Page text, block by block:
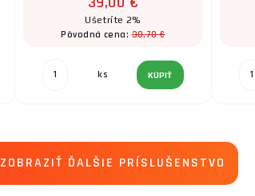
Ušetríte 2%
Pôvodná cena:30,70 €
ks KÚPIŤ
ZOBRAZIŤ ĎALŠIE PRÍSLUŠENSTVO